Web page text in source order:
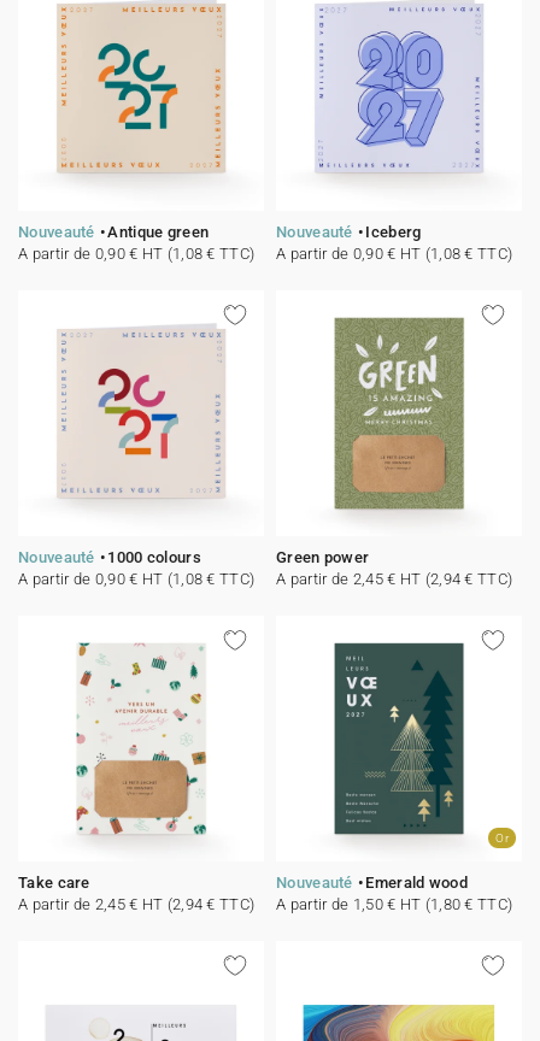
Nouveauté
Antique green
A partir de 0,90 € HT (1,08 € TTC)
Nouveauté
Iceberg
A partir de 0,90 € HT (1,08 € TTC)
Nouveauté
1000 colours
A partir de 0,90 € HT (1,08 € TTC)
Green power
A partir de 2,45 € HT (2,94 € TTC)
Take care
A partir de 2,45 € HT (2,94 € TTC)
Or
Nouveauté
Emerald wood
A partir de 1,50 € HT (1,80 € TTC)